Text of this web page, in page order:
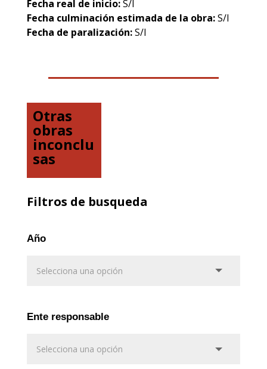
Fecha real de inicio:S/I
Fecha culminación estimada de la obra:S/I
Fecha de paralización:S/I
Otras
obras
inconclu
sas
Filtros de busqueda
Año
Ente responsable